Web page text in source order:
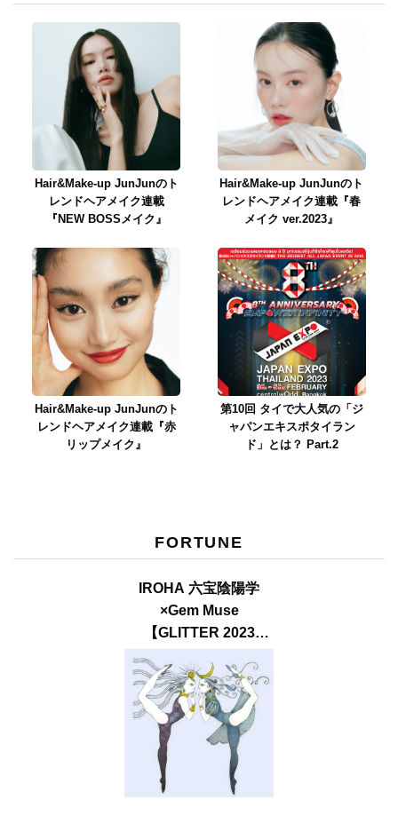
Hair&Make-up JunJunのト
レンドヘアメイク連載
『NEW BOSSメイク』
Hair&Make-up JunJunのト
レンドヘアメイク連載『春
メイク ver.2023』
Hair&Make-up JunJunのト
レンドヘアメイク連載『赤
リップメイク』
第10回 タイで大人気の「ジ
ャパンエキスポタイラン
ド」とは？ Part.2
FORTUNE
IROHA 六宝陰陽学
×Gem Muse
【GLITTER 2023
SUMMER issue】